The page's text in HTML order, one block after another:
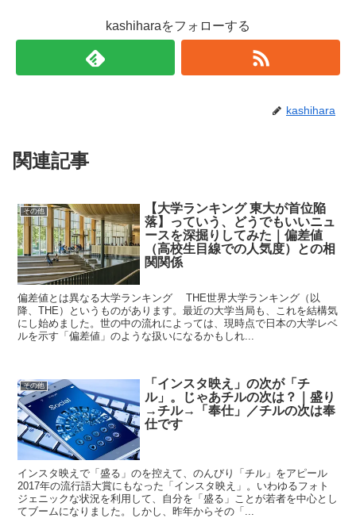
き し
ウ
ィ
ン
)
kashiharaをフォローする
kashihara
関連記事
その他
【大学ランキング 東大が首位陥
落】っていう、どうでもいいニュ
ースを深掘りしてみた｜偏差値
（高校生目線での人気度）との相
関関係
偏差値とは異なる大学ランキング THE世界大学ランキング（以
降、THE）というものがあります。最近の大学当局も、これを結構気
にし始めました。世の中の流れによっては、現時点で日本の大学レベ
ルを示す「偏差値」のような扱いになるかもしれ...
その他
「インスタ映え」の次が「チ
ル」。じゃあチルの次は？｜盛り
→チル→「奉仕」／チルの次は奉
仕です
インスタ映えで「盛る」のを控えて、のんびり「チル」をアピール
2017年の流行語大賞にもなった「インスタ映え」。いわゆるフォト
ジェニックな状況を利用して、自分を「盛る」ことが若者を中心とし
てブームになりました。しかし、昨年からその「...